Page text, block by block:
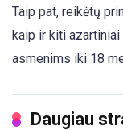
Taip pat, reikėtų
kaip ir kiti azartiniai
asmenims iki 18
Daugiau